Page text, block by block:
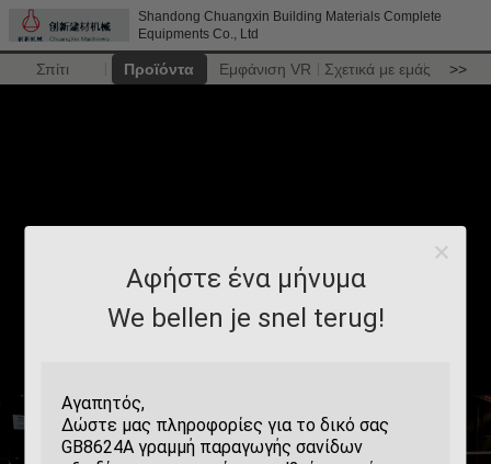
Shandong Chuangxin Building Materials Complete
Equipments Co., Ltd
Σπίτι Προϊόντα Εμφάνιση VR Σχετικά με εμάς >>
Αφήστε ένα μήνυμα
We bellen je snel terug!